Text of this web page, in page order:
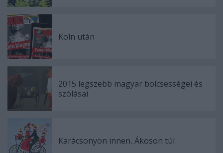
Köln után
2015 legszebb magyar bölcsességei és
szólásai
Karácsonyon innen, Ákoson túl